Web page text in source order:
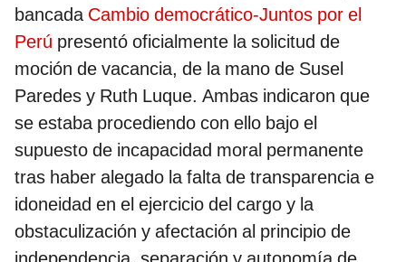
bancada Cambio democrático-Juntos por el
Perú presentó oficialmente la solicitud de
moción de vacancia, de la mano de Susel
Paredes y Ruth Luque. Ambas indicaron que
se estaba procediendo con ello bajo el
supuesto de incapacidad moral permanente
tras haber alegado la falta de transparencia e
idoneidad en el ejercicio del cargo y la
obstaculización y afectación al principio de